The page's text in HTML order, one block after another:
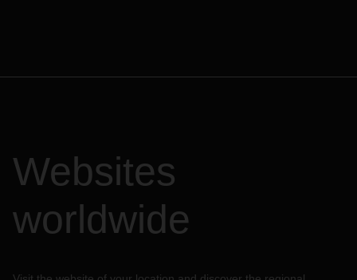
Websites
worldwide